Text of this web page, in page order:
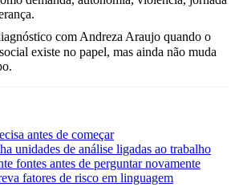
com Andreza Araujo quando o
existe no papel, mas ainda não muda
antes de começar
unidades de análise ligadas ao trabalho
fontes antes de perguntar novamente
fatores de risco em linguagem